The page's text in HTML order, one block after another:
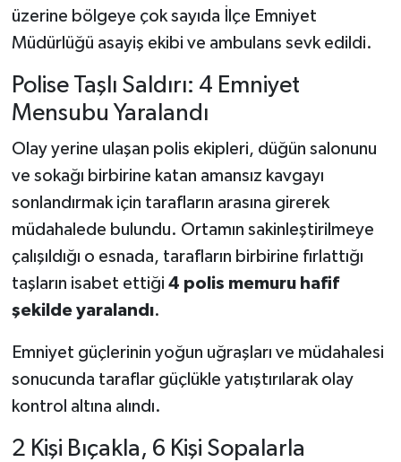
üzerine bölgeye çok sayıda İlçe Emniyet
Müdürlüğü asayiş ekibi ve ambulans sevk edildi.
Polise Taşlı Saldırı: 4 Emniyet
Mensubu Yaralandı
Olay yerine ulaşan polis ekipleri, düğün salonunu
ve sokağı birbirine katan amansız kavgayı
sonlandırmak için tarafların arasına girerek
müdahalede bulundu. Ortamın sakinleştirilmeye
çalışıldığı o esnada, tarafların birbirine fırlattığı
taşların isabet ettiği 4 polis memuru hafif
şekilde yaralandı.
Emniyet güçlerinin yoğun uğraşları ve müdahalesi
sonucunda taraflar güçlükle yatıştırılarak olay
kontrol altına alındı.
2 Kişi Bıçakla, 6 Kişi Sopalarla
TARİH
TEKNOLOJİ
YAŞAM